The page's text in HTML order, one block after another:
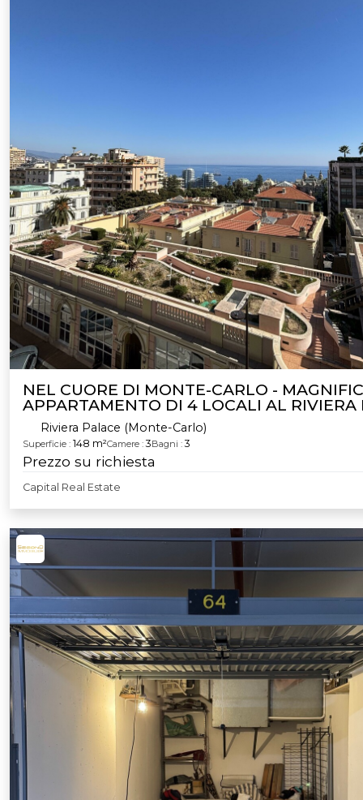
NEL CUORE DI MONTE-CARLO -
APPARTAMENTO DI 4 LOCALI AL RIVIERA
Riviera Palace (Monte-Carlo)
Superficie : 148 m²Camere : 3Bagni : 3
Prezzo su richiesta
Capital Real Estate